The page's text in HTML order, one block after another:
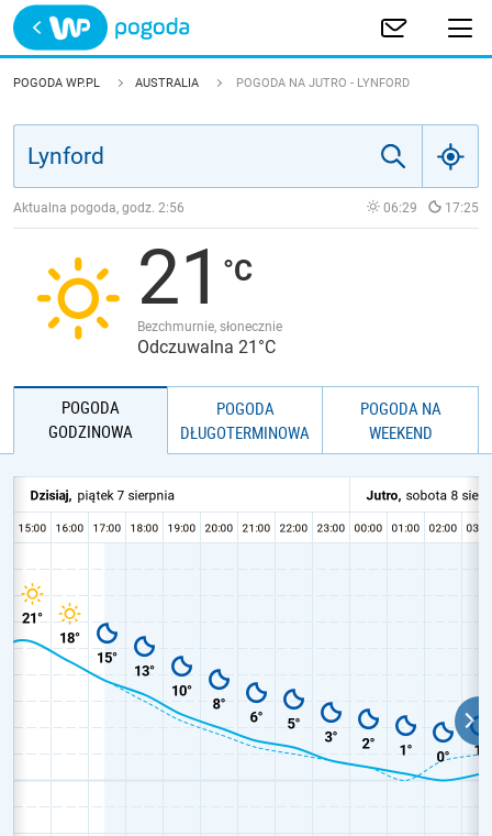
Trwa ładowanie
POLSKA
JAKOŚĆ POWIETRZA
POGODA WP.PL AUSTRALIA POGODA NA JUTRO - LYNFORD
Aktualna pogoda, godz. 2:56 06:29 17:25
21
Bezchmurnie, słonecznie
Odczuwalna 21°C
POGODA
GODZINOWA
POGODA
DŁUGOTERMINOWA
POGODA NA
WEEKEND